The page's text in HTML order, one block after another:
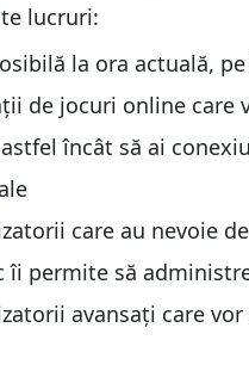
ROG Rapture GT-AC5300
Rapture GT-AC5300?
GT-AC5300
ROG Rapture GT-
Rapture GT-AC5300?
lucruri:
la ora actuală,
de jocuri online care
încât să ai
care au nevoie de
permite să
avansați care